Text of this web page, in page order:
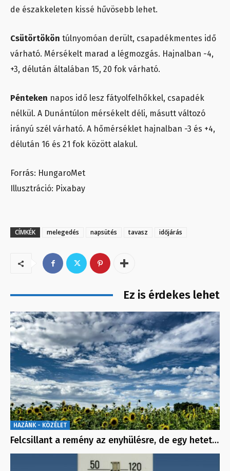
de északkeleten kissé hűvösebb lehet.
Csütörtökön túlnyomóan derült, csapadékmentes idő
várható. Mérsékelt marad a légmozgás. Hajnalban -4,
+3, délután általában 15, 20 fok várható.
Pénteken napos idő lesz fátyolfelhőkkel, csapadék
nélkül. A Dunántúlon mérsékelt déli, másutt változó
irányú szél várható. A hőmérséklet hajnalban -3 és +4,
délután 16 és 21 fok között alakul.
Forrás: HungaroMet
Illusztráció: Pixabay
CÍMKÉK melegedés napsütés tavasz időjárás
Ez is érdekes lehet
HAZÁNK - KÖZÉLET
Felcsillant a remény az enyhülésre, de egy hetet…